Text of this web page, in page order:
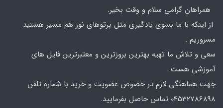
همراهان گرامی سلام و وقت بخیر.
از اینکه با ما بسوی یادگیری مثل پرتوهای نور هم مسیر هستید
مسروریم .
سعی و تلاش ما تهیه بهترین بروزترین و معتبرترین فایل های
آموزشی هست.
جهت هماهنگی لازم در خصوص عضویت و خرید با شماره تلفن
04532786898 تماس حاصل بفرمایید.